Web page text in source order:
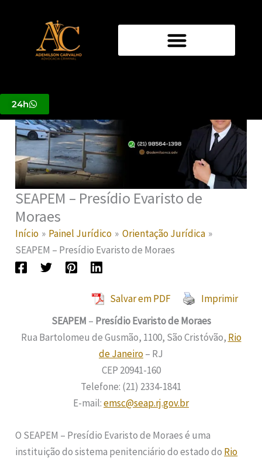
conteúdo
24h
SEAPEM – Presídio Evaristo de
Moraes
Início Painel Jurídico
Orientação Jurídica
SEAPEM – Presídio Evaristo de Moraes
Salvar em PDF
Imprimir
SEAPEM – Presídio Evaristo de Moraes
Rua Bartolomeu de Gusmão, 1100, São Cristóvão, Rio
de Janeiro– RJ
CEP 20941-160
Telefone: (21) 2334-1841
E-mail:emsc@seap.rj.gov.br
O SEAPEM – Presídio Evaristo de Moraes é uma
instituição do sistema penitenciário do estado do Rio